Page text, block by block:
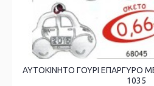
ΑΥΤΟΚΙΝΗΤΟ ΓΟΥΡΙ ΕΠΑΡΓΥΡΟ
1035